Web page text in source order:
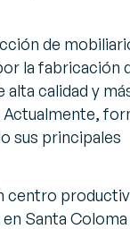
de
la fabricación
calidad y
sus principales
centro
Santa Coloma